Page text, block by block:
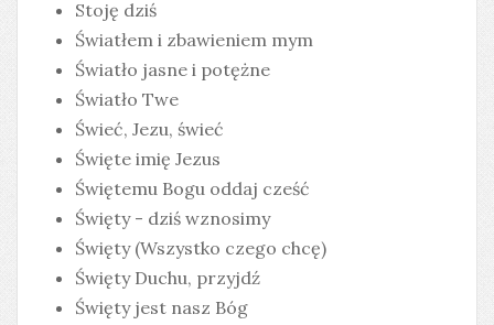
Stoję dziś
Światłem i zbawieniem mym
Światło jasne i potężne
Światło Twe
Świeć, Jezu, świeć
Święte imię Jezus
Świętemu Bogu oddaj cześć
Święty - dziś wznosimy
Święty (Wszystko czego chcę)
Święty Duchu, przyjdź
Święty jest nasz Bóg